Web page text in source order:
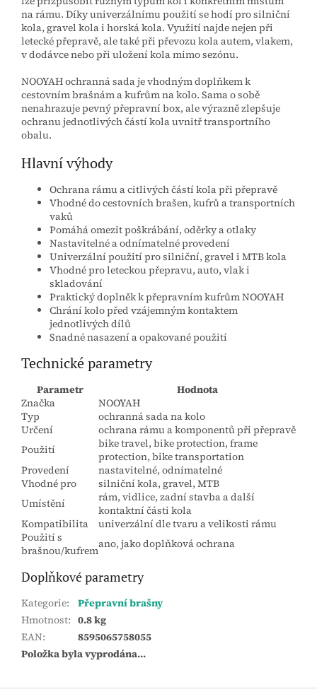
na rámu. Díky univerzálnímu použití se hodí pro silniční
kola, gravel kola i horská kola. Využití najde nejen při
letecké přepravě, ale také při převozu kola autem, vlakem,
v dodávce nebo při uložení kola mimo sezónu.
NOOYAH ochranná sada je vhodným doplňkem k
cestovním brašnám a kufrům na kolo. Sama o sobě
nenahrazuje pevný přepravní box, ale výrazně zlepšuje
ochranu jednotlivých částí kola uvnitř transportního
obalu.
Hlavní výhody
Ochrana rámu a citlivých částí kola při přepravě
Vhodné do cestovních brašen, kufrů a transportních
vaků
Pomáhá omezit poškrábání, oděrky a otlaky
Nastavitelné a odnímatelné provedení
Univerzální použití pro silniční, gravel i MTB kola
Vhodné pro leteckou přepravu, auto, vlak i
skladování
Praktický doplněk k přepravním kufrům NOOYAH
Chrání kolo před vzájemným kontaktem
jednotlivých dílů
Snadné nasazení a opakované použití
Technické parametry
Parametr
Hodnota
Značka
NOOYAH
Typ
ochranná sada na kolo
Určení
ochrana rámu a komponentů při přepravě
Použití
bike travel, bike protection, frame
protection, bike transportation
Provedení
nastavitelné, odnímatelné
Vhodné pro
silniční kola, gravel, MTB
Umístění
rám, vidlice, zadní stavba a další
kontaktní části kola
Kompatibilita
univerzální dle tvaru a velikosti rámu
Použití s
brašnou/kufremano, jako doplňková ochrana
Doplňkové parametry
Kategorie:
Přepravní brašny
Hmotnost: 0.8 kg
EAN:
8595065758055
Položka byla vyprodána…
Z